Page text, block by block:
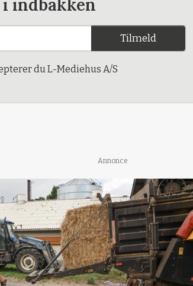
indbakken
Tilmeld
du L-Mediehus A/S
Annonce